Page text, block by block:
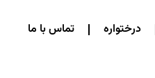
درختواره تماس با ما